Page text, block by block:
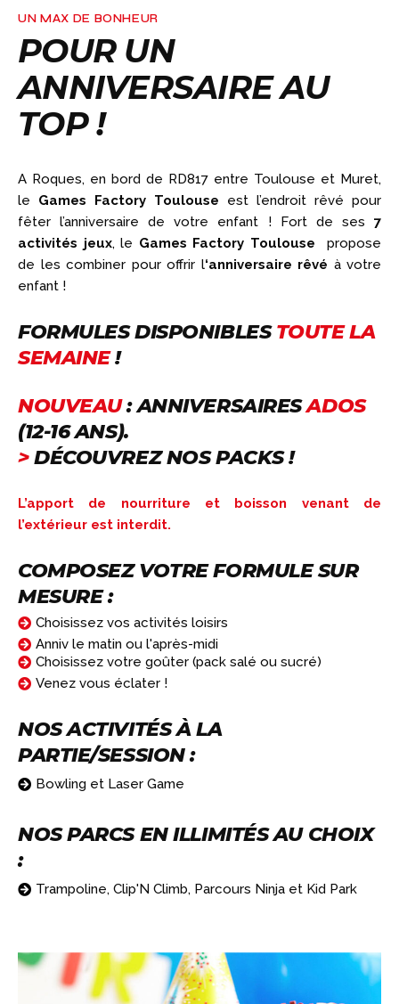
UN MAX DE BONHEUR
POUR UN
ANNIVERSAIRE AU
TOP !
A Roques, en bord de RD817 entre Toulouse et Muret,
le Games Factory Toulouse est l’endroit rêvé pour
fêter l’anniversaire de votre enfant ! Fort de ses 7
activités jeux, le Games Factory Toulouse
propose
de les combiner pour offrir l‘anniversaire rêvé à votre
enfant !
FORMULES DISPONIBLESTOUTE LA
SEMAINE !
NOUVEAU: ANNIVERSAIRESADOS
(12-16 ANS).
>DÉCOUVREZ NOS PACKS !
L’apport de nourriture et boisson venant de
l’extérieur est interdit.
COMPOSEZ VOTRE FORMULE SUR
MESURE :
Choisissez vos activités loisirs
Anniv le matin ou l'après-midi
Choisissez votre goûter (pack salé ou sucré)
Venez vous éclater !
NOS ACTIVITÉS À LA
PARTIE/SESSION :
Bowling et Laser Game
NOS PARCS EN ILLIMITÉS AU CHOIX
:
Trampoline, Clip'N Climb, Parcours Ninja et Kid Park